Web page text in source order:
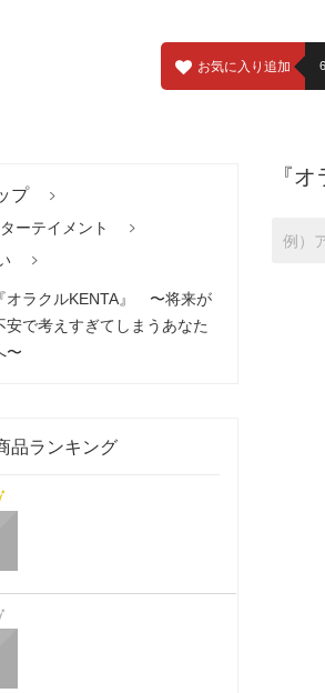
お気に入り追加
プ
ーテイメント
『オラクルKENTA』 〜将来が
安で考えすぎてしまうあなた
〜
品ランキング
『